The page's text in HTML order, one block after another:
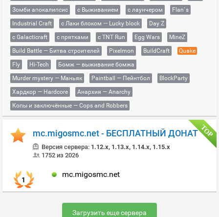
Зомби апокалипсис
с Выживанием с лаунчером
Flan`s
Industrial Craft
с Лаки блоком — Lucky block
Day Z
с Galacticraft
с прятками с TNT Run Egg Wars
MineZ
Build Battle — Битва строителей
Pixelmon BuildCraft
Quake
Fly
Hi-Tech
Бомж — выживание бомжа
Murder mystery — Маньяк
Paintball — Пейнтбол
BlockParty
Хардкор — Hardcore
Анархия — Anarchy
Копы и заключённые — Cops and Robbers
mc.migosmc.net - БЕСПЛАТНЫЙ ДОНАТ
Версия сервера: 1.12.x, 1.13.x, 1.14.x, 1.15.x
1752 из 2026
1
mc.migosmc.net
Загрузить еще сервера